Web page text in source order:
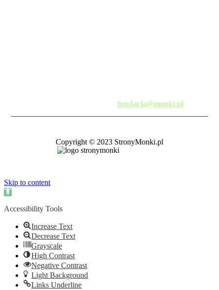
fundacja@monki.pl
Copyright © 2023 StronyMonki.pl
Skip to content
Open
Accessibility Tools
Increase Text
Decrease Text
Grayscale
High Contrast
Negative Contrast
Light Background
Links Underline